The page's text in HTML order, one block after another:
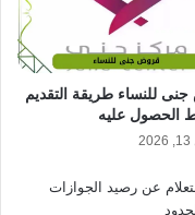
للنساء طريقة التقديم
الحصول عليه